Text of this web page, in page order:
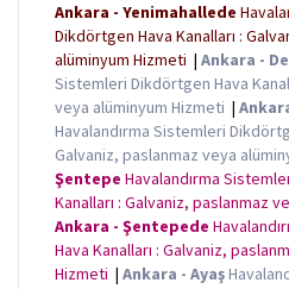
Ankara - Yenimahallede
Dikdörtgen Hava Kanalları :
alüminyum Hizmeti | Ankara -
Sistemleri Dikdörtgen Hava
veya alüminyum Hizmeti |
Havalandırma Sistemleri
Galvaniz, paslanmaz veya
Şentepe Havalandırma
Kanalları : Galvaniz, paslanmaz
Ankara - Şentepede
Hava Kanalları : Galvaniz,
Hizmeti | Ankara - Ayaş